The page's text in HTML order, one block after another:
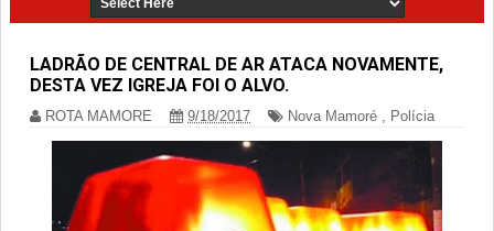
LADRÃO DE CENTRAL DE AR ATACA NOVAMENTE,
DESTA VEZ IGREJA FOI O ALVO.
ROTA MAMORE 9/18/2017 Nova Mamoré , Polícia